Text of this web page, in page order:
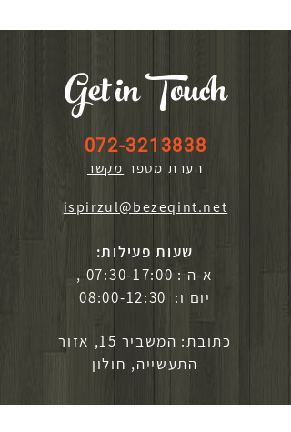
Get in Touch
072-3213838
הערת מספר מקשר
ispirzul@bezeqint.net
שעות פעילות:
א-ה : 07:30-17:00 ,
יום ו: 08:00-12:30
כתובת: המשביר 15, אזור
התעשייה, חולון